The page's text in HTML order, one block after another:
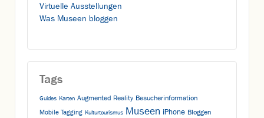
Virtuelle Ausstellungen
Was Museen bloggen
Tags
Guides Karten Augmented Reality Besucherinformation
Mobile Tagging Kulturtourismus Museen iPhone Bloggen